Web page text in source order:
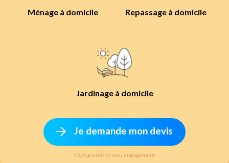
Ménage à domicile Repassage à domicile
Jardinage à domicile
Je demande mon devis
C'est gratuit et sans engagement